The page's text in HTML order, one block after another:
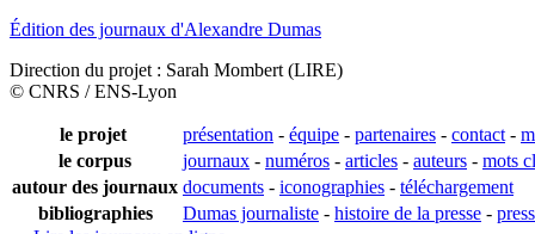
Édition des journaux d'Alexandre Dumas
Direction du projet : Sarah Mombert (LIRE)
© CNRS / ENS-Lyon
le projet présentation - équipe - partenaires - contact -
le corpus
journaux - numéros - articles - auteurs - mots
autour des journaux documents - iconographies - téléchargement
bibliographies
Dumas journaliste - histoire de la presse -